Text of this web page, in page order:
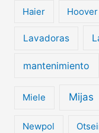
Haier Hoover
Lavadoras
mantenimiento
Miele Mijas
Newpol